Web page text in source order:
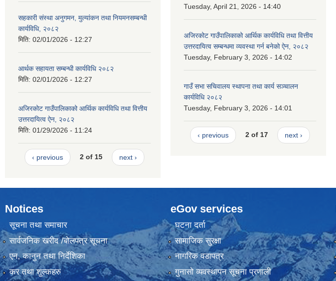
सहकारी संस्था अनुगमन, मुल्यांकन तथा नियमनसम्बन्धी
कार्यविधि, २०८२
मिति: 02/01/2026 - 12:27
आर्थक सहायता सम्बन्धी कार्यविधि २०८२
मिति: 02/01/2026 - 12:27
अजिरकोट गाउँपालिकाको आर्थिक कार्यविधि तथा वित्तीय
उत्तरदायित्व ऐन, २०८२
मिति: 01/29/2026 - 11:24
‹ previous 2 of 15 next ›
Tuesday, April 21, 2026 - 14:40
अजिरकोट गाउँपालिकाको आर्थिक कार्यविधि तथा वित्तीय
उत्तरदायित्व सम्बन्धमा व्यवस्था गर्न बनेको ऐन, २०८२
Tuesday, February 3, 2026 - 14:02
गाउँ सभा सचिवालय स्थापना तथा कार्य सञ्चालन
कार्यविधि २०८२
Tuesday, February 3, 2026 - 14:01
‹ previous 2 of 17 next ›
Notices
सूचना तथा समाचार
सार्वजनिक खरीद /बोलपत्र सूचना
एन, कानुन तथा निर्देशिका
कर तथा शुल्कहरु
eGov services
घटना दर्ता
सामाजिक सुरक्षा
नागरिक वडापत्र
गुनासो व्यवस्थापन सूचना प्रणाली